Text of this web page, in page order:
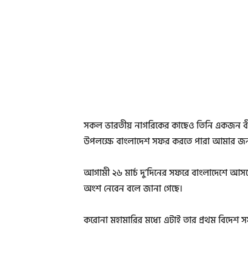
সকল ভারতীয় নাগরিকের কাছেও তিনি একজন
উপলক্ষে বাংলাদেশ সফর করতে পারা আমার
আগামী ২৬ মার্চ দু’দিনের সফরে বাংলাদেশে
অংশ নেবেন বলে জানা গেছে।
করোনা মহামারির মধ্যে এটাই তার প্রথম